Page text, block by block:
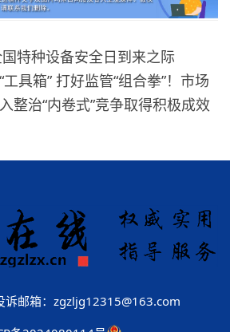
特种设备安全日到来之际
具箱” 打好监管“组合拳”！市场
整治“内卷式”竞争取得积极成效
诉邮箱：zgzljg12315@163.com